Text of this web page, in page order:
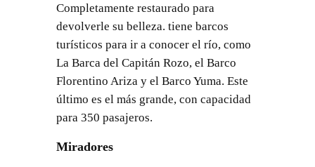
Completamente restaurado para
devolverle su belleza. tiene barcos
turísticos para ir a conocer el río, como
La Barca del Capitán Rozo, el Barco
Florentino Ariza y el Barco Yuma. Este
último es el más grande, con capacidad
para 350 pasajeros.
Miradores